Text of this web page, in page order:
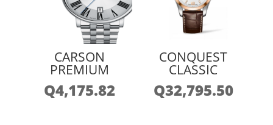
CARSON
PREMIUM
Q4,175.82
CONQUEST
CLASSIC
Q32,795.50